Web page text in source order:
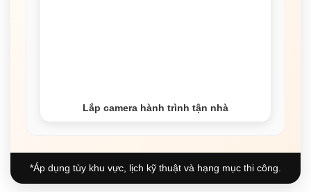
Lắp camera hành trình tận nhà
*Áp dụng tùy khu vực, lịch kỹ thuật và hạng mục thi công.